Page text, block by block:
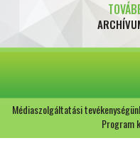
Médiaszolgáltatási
Program